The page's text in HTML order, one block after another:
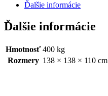
Ďalšie informácie
Ďalšie informácie
Hmotnosť 400 kg
Rozmery 138 × 138 × 110 cm